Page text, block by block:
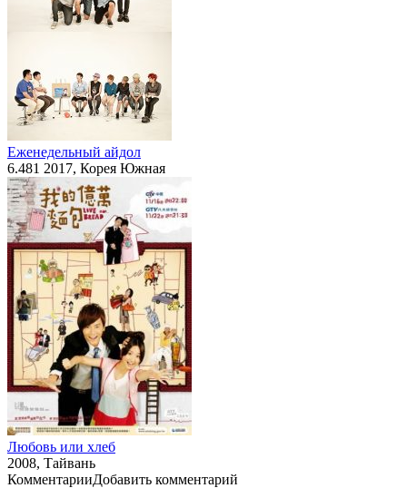
Еженедельный айдол
6.481 2017, Корея Южная
Любовь или хлеб
2008, Тайвань
КомментарииДобавить комментарий